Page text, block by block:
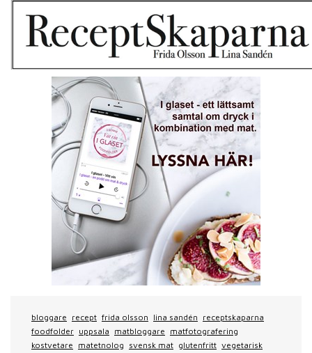
bloggare recept frida olsson lina sandén receptskaparna
foodfolder uppsala matbloggare matfotografering
kostvetare matetnolog svensk mat glutenfritt vegetarisk